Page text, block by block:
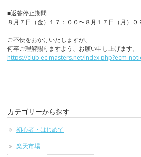
■返答停止期間
８月７日（金）１７：００〜８月１７日（月）０
ご不便をおかけいたしますが、
何卒ご理解賜りますよう、お願い申し上げます。
https://club.ec-masters.net/index.php?ecm-
カテゴリーから探す
初心者・はじめて
楽天市場